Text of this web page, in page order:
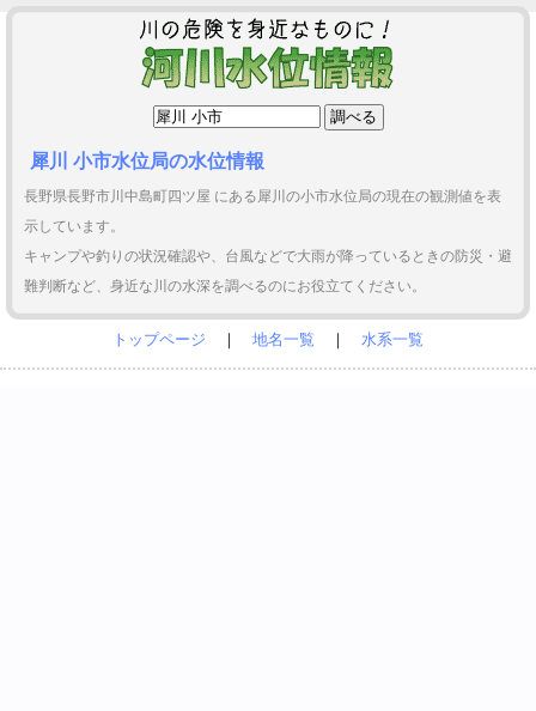
犀川 小市水位局の水位情報
長野県長野市川中島町四ツ屋 にある犀川の小市水位局の現在の観測値を表
示しています。
キャンプや釣りの状況確認や、台風などで大雨が降っているときの防災・避
難判断など、身近な川の水深を調べるのにお役立てください。
トップページ ｜ 地名一覧 ｜ 水系一覧